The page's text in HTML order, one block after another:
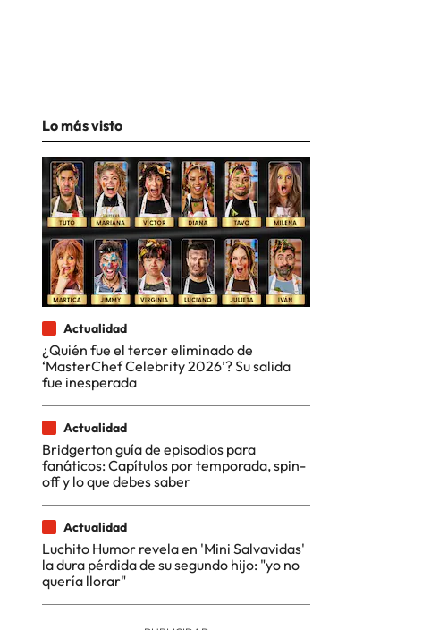
Lo más visto
Actualidad
¿Quién fue el tercer eliminado de
‘MasterChef Celebrity 2026’? Su salida
fue inesperada
Actualidad
Bridgerton guía de episodios para
fanáticos: Capítulos por temporada, spin-
off y lo que debes saber
Actualidad
Luchito Humor revela en 'Mini Salvavidas'
la dura pérdida de su segundo hijo: "yo no
quería llorar"